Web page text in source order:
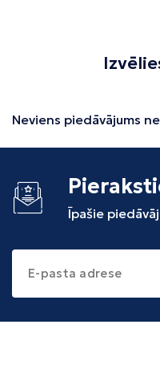
Neviens piedāvājums
Īpašie